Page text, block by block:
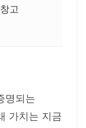
고
명되는
가치는 지금